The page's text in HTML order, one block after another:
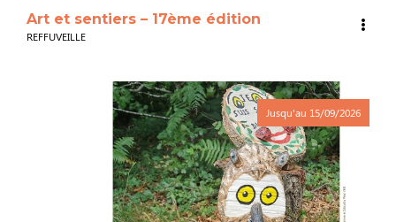
Art et sentiers – 17ème édition
REFFUVEILLE
Jusqu'au 15/09/2026